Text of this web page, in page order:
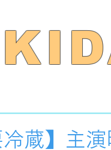
冷蔵】主